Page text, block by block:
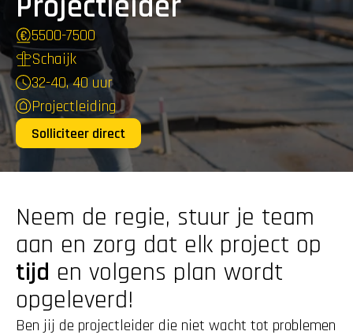
5500-7500
Schaijk
32-40, 40 uur
Projectleiding
Solliciteer direct
Neem de regie, stuur je team
tijd en volgens plan wordt
opgeleverd!
Ben jij de projectleider die niet wacht tot problemen